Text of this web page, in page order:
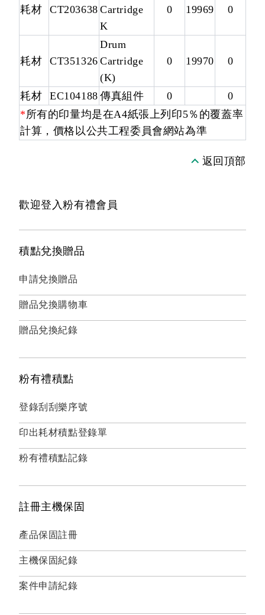
耗材 CT203638 Cartridge
K
0 19969 0
耗材 CT351326
Drum
Cartridge
(K)
0 19970 0
耗材 EC104188 傳真組件 0
0
*所有的印量均是在A4紙張上列印5％的覆蓋率
計算，價格以公共工程委員會網站為準
返回頂部
歡迎登入粉有禮會員
積點兌換贈品
申請兌換贈品
贈品兌換購物車
贈品兌換紀錄
粉有禮積點
登錄刮刮樂序號
印出耗材積點登錄單
粉有禮積點記錄
註冊主機保固
產品保固註冊
主機保固紀錄
案件申請紀錄